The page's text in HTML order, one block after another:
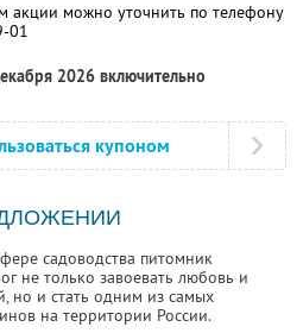
можно уточнить по телефону
01
2026 включительно
купоном
садоводства питомник
не только завоевать любовь и
но и стать одним из самых
на территории России.